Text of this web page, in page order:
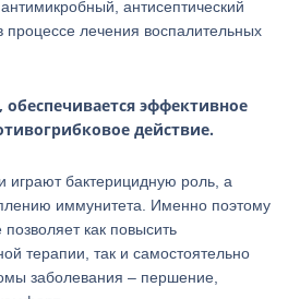
антисептический
процессе лечения воспалительных
обеспечивается эффективное
действие.
бактерицидную роль, а
иммунитета. Именно поэтому
как повысить
терапии, так и самостоятельно
заболевания – першение,